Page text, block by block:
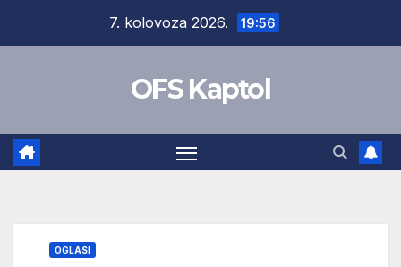
7. kolovoza 2026. 19:56
OFS Kaptol
OGLASI